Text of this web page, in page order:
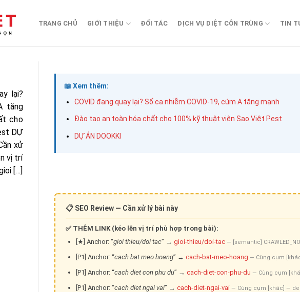
TRANG CHỦ GIỚI THIỆU ĐỐI TÁC DỊCH VỤ DIỆT CÔN TRÙNG TIN
lại?
tăng
cho
DỰ
xử
vị trí
[…]
📖 Xem thêm:
COVID đang quay lại? Số ca nhiễm COVID-19, cúm A tăng mạnh
Đào tạo an toàn hóa chất cho 100% kỹ thuật viên Sao Việt Pest
DỰ ÁN DOOKKI
📋 SEO Review — Cần xử lý bài này
✅ THÊM LINK (kéo lên vị trí phù hợp trong bài):
[★] Anchor: “gioi thieu/doi tac” → gioi-thieu/doi-tac— [semantic]
[P1] Anchor: “cach bat meo hoang” → cach-bat-meo-hoang — Cùng cụm
[P1] Anchor: “cach diet con phu du” → cach-diet-con-phu-du — Cùng cụm
[P1] Anchor: “cach diet ngai vai” → cach-diet-ngai-vai— Cùng cụm [khác] —